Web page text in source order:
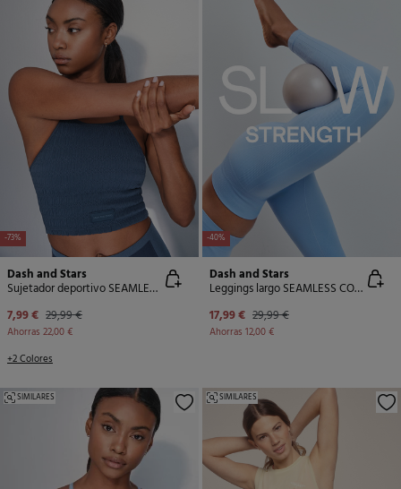
-73%
Dash and Stars
Sujetador deportivo SEAMLESS COMFORT smock azul
7,99 € 29,99 €
Ahorras 22,00 €
+2 Colores
-40%
Dash and Stars
Leggings largo SEAMLESS COMFORT azul
17,99 € 29,99 €
Ahorras 12,00 €
SIMILARES SIMILARES